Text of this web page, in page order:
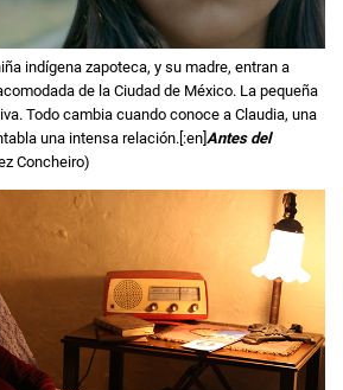
indígena zapoteca, y su madre, entran a
de la Ciudad de México. La pequeña
Todo cambia cuando conoce a Claudia, una
una intensa relación.[:en] Antes del
Concheiro)